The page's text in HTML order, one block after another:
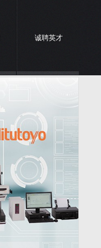
诚聘英才